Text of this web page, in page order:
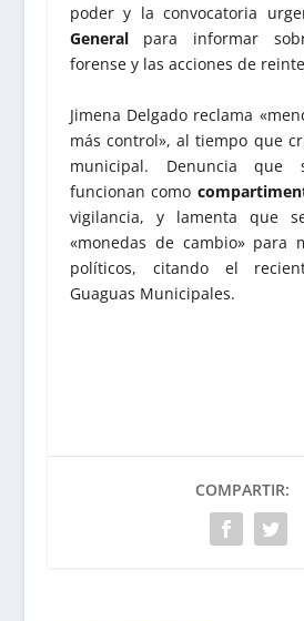
poder y la convocatoria
Generalpara informar
forense y las acciones de
Jimena Delgado reclama
más control», al tiempo que
municipal. Denuncia que
funcionan como
vigilancia, y lamenta que
«monedas de cambio» para
políticos, citando el
Guaguas Municipales.
COMPARTIR: